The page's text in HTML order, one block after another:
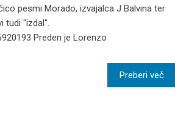
pesmi Morado, izvajalca J Balvina ter
tudi "izdal".
Preden je Lorenzo
Preberi več